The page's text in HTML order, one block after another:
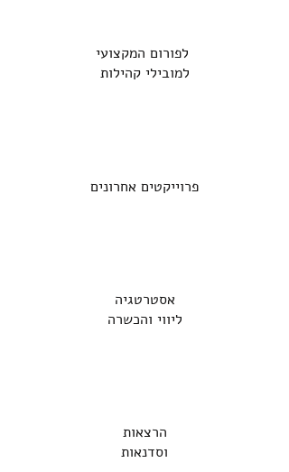
למובילי קהילות
פרוייקטים אחרונים
אסטרטגיה
ליווי והכשרה
הרצאות
וסדנאות